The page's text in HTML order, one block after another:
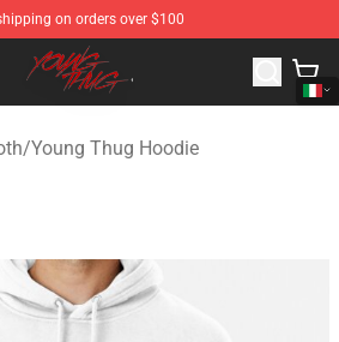
on orders over $100
- Official Young Thug Merchandise
/Young Thug Hoodie